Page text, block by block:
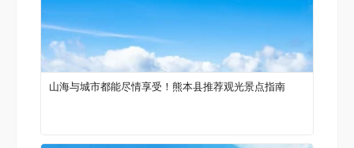
山海与城市都能尽情享受！熊本县推荐观光景点指南